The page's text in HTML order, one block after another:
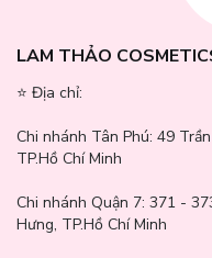
LAM THẢO
⭐️ Địa chỉ:
Chi nhánh Tân Phú: 49
TP.Hồ Chí Minh
Chi nhánh Quận 7: 371 -
Hưng, TP.Hồ Chí Minh